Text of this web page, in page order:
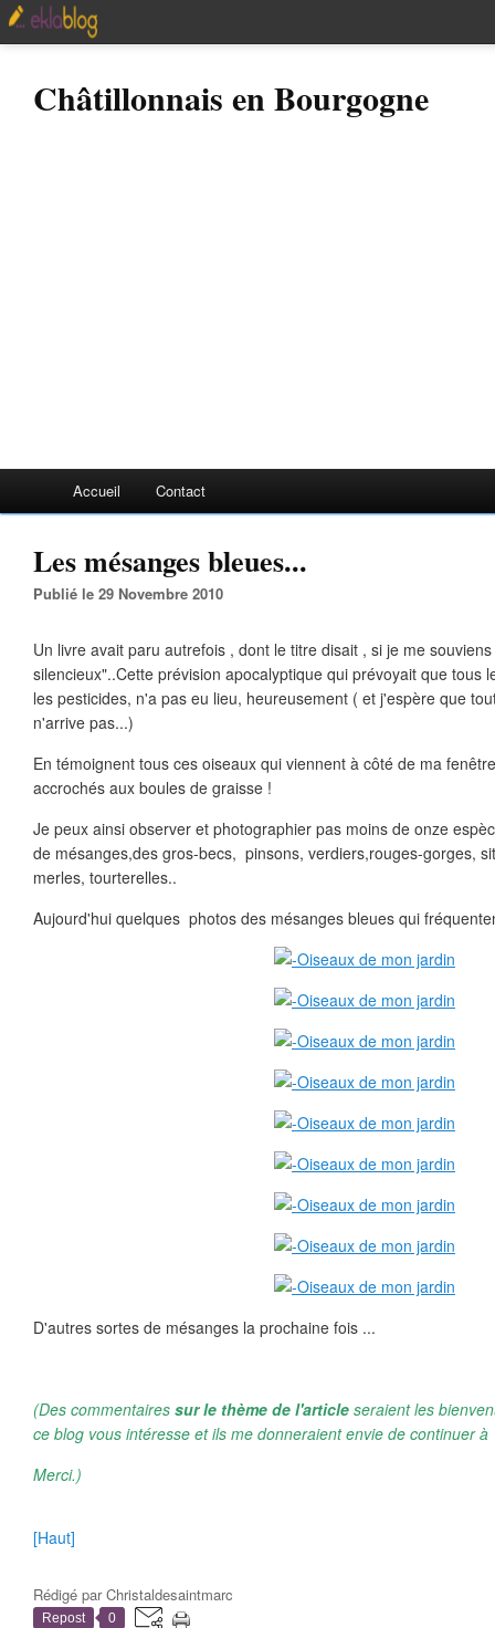
Châtillonnais en Bourgogne
Accueil Contact
Les mésanges bleues...
Publié le 29 Novembre 2010
Un livre avait paru autrefois , dont le titre disait , si je me
silencieux"..Cette prévision apocalyptique qui prévoyait que tous
les pesticides, n'a pas eu lieu, heureusement ( et j'espère que
n'arrive pas...)
En témoignent tous ces oiseaux qui viennent à côté de ma
accrochés aux boules de graisse !
Je peux ainsi observer et photographier pas moins de onze
de mésanges,des gros-becs, pinsons, verdiers,rouges-gorges,
merles, tourterelles..
Aujourd'hui quelques photos des mésanges bleues qui
D'autres sortes de mésanges la prochaine fois ...
(Des commentaires sur le thème de l'article seraient les
ce blog vous intéresse et ils me donneraient envie de continuer
Merci.)
[Haut]
Rédigé parChristaldesaintmarc
Repost 0